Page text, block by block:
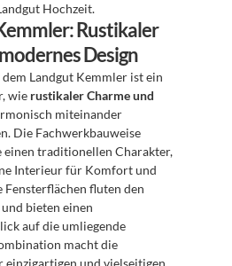
Hochzeit.
Rustikaler
Design
Landgut Kemmler ist ein
wie rustikaler Charme und
miteinander
Die Fachwerkbauweise
einen traditionellen Charakter,
Interieur für Komfort und
Fensterflächen fluten den
bieten einen
auf die umliegende
macht die
einzigartigen und vielseitigen